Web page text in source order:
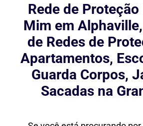
Rede de
Mim em
de Redes de
Apartamentos,
Guarda Corpos,
Sacadas na